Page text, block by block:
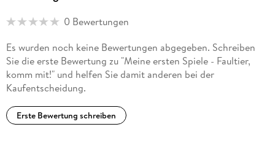
service@haba.de
0 Bewertungen
Es wurden noch keine Bewertungen abgegeben. Schreiben
Sie die erste Bewertung zu "Meine ersten Spiele - Faultier,
komm mit!" und helfen Sie damit anderen bei der
Kaufentscheidung.
Erste Bewertung schreiben